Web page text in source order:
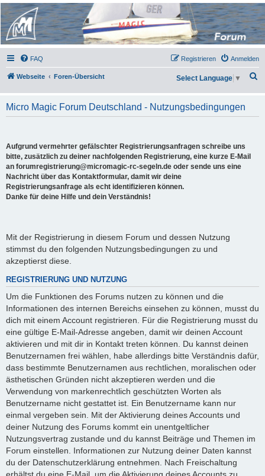
Micro Magic Forum
Deutschland
FAQ Anmelden
Registrieren
Webseite Foren-Übersicht
h
Select Language ▼
Micro Magic Forum Deutschland - Nutzungsbedingungen
Aufgrund vermehrter gefälschter Registrierungsanfragen schreibe uns
bitte, zusätzlich zu deiner nachfolgenden Registrierung, eine kurze E-Mail
an forumregistrierung@micromagic-rc-segeln.de oder sende uns eine
Nachricht über das Kontaktformular, damit wir deine
Registrierungsanfrage als echt identifizieren können.
Danke für deine Hilfe und dein Verständnis!
Mit der Registrierung in diesem Forum und dessen Nutzung
stimmst du den folgenden Nutzungsbedingungen zu und
akzeptierst diese.
REGISTRIERUNG UND NUTZUNG
Um die Funktionen des Forums nutzen zu können und die
Informationen des internen Bereichs einsehen zu können, musst du
dich mit einem Account registrieren. Für die Registrierung musst du
eine gültige E-Mail-Adresse angeben, damit wir deinen Account
aktivieren und mit dir in Kontakt treten können. Du kannst deinen
Benutzernamen frei wählen, habe allerdings bitte Verständnis dafür,
dass bestimmte Benutzernamen aus rechtlichen, moralischen oder
ästhetischen Gründen nicht akzeptieren werden und die
Verwendung von markenrechtlich geschützten Worten als
Benutzername nicht gestattet ist. Ein Benutzername kann nur
einmal vergeben sein. Mit der Aktivierung deines Accounts und
deiner Nutzung des Forums kommt ein unentgeltlicher
Nutzungsvertrag zustande und du kannst Beiträge und Themen im
Forum einstellen. Informationen zur Nutzung deiner Daten kannst
du der Datenschutzerklärung entnehmen. Nach Freischaltung